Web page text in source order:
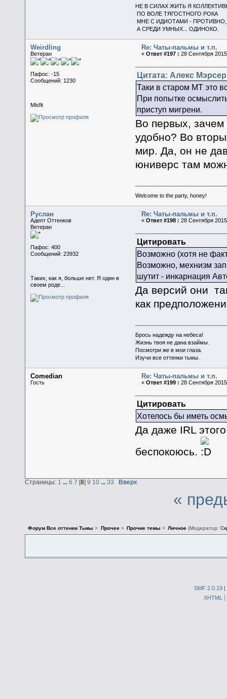
НЕ В СИЛАХ ЖИТЬ Я
ПО ВОЛЕ ТЯГОСТНОГО РОКА
МНЕ С ИДИОТАМИ - ПРОТИВНО,
А СРЕДИ УМНЫХ... ОДИНОКО.
Weirdling
Ветеран
Пафос: -15
Сообщений: 1230
Misfit
Re: Чаты-пальмы и т.п.
«Ответ #197 : 28 Сентября
Цитата: Алекс
Таки в старом МТ это
При попытке
приступ мигрени.
Во первых, зачем
удобно? Во
мир. Да, он не
юниверс там
Welcome to the party, honey!
Руслан
Адепт Оттенков
Ветеран
Пафос: 400
Сообщений: 23932
Таких, как я, больше нет. Я один в
своем роде...
Re: Чаты-пальмы и т.п.
«Ответ #198 : 28 Сентября
Цитировать
Возможно (хотя не
Возможно, мехнизм
шутит - инкарнация
Да версий они
как
Брось надежду на небеса!
Жизнь твоя не дана взаймы.
Посмотри же в мои глаза.
Изучи все оттенки тьмы.
Comedian
Гость
Re: Чаты-пальмы и т.п.
«Ответ #199 : 28 Сентября
Цитировать
Хотелось бы иметь
Да даже IRL
беспокоюсь.
Страницы: 1 ... 6 7 [8] 9 10 ... 33 Вверх
«
Форум Все оттенки Тьмы > Прочее> Прочие темы > Личное(Модератор:
SMF 2.0.19 |
XHTML